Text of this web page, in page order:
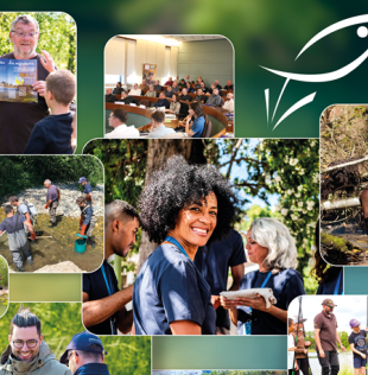
Voir l'actu
BAROUCHAT, UN PLAN
PÊCHE
Voir l'actu